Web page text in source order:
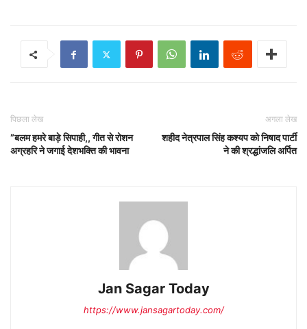
पिछला लेख
”बलम हमरे बाड़े सिपाही,, गीत से रोशन
अग्रहरि ने जगाई देशभक्ति की भावना
अगला लेख
शहीद नेत्रपाल सिंह कश्यप को निषाद पार्टी
ने की श्रद्धांजलि अर्पित
Jan Sagar Today
https://www.jansagartoday.com/